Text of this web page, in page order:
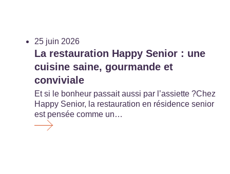
25 juin 2026
La restauration Happy Senior : une
cuisine saine, gourmande et
conviviale
Et si le bonheur passait aussi par l’assiette ?Chez
Happy Senior, la restauration en résidence senior
est pensée comme un…